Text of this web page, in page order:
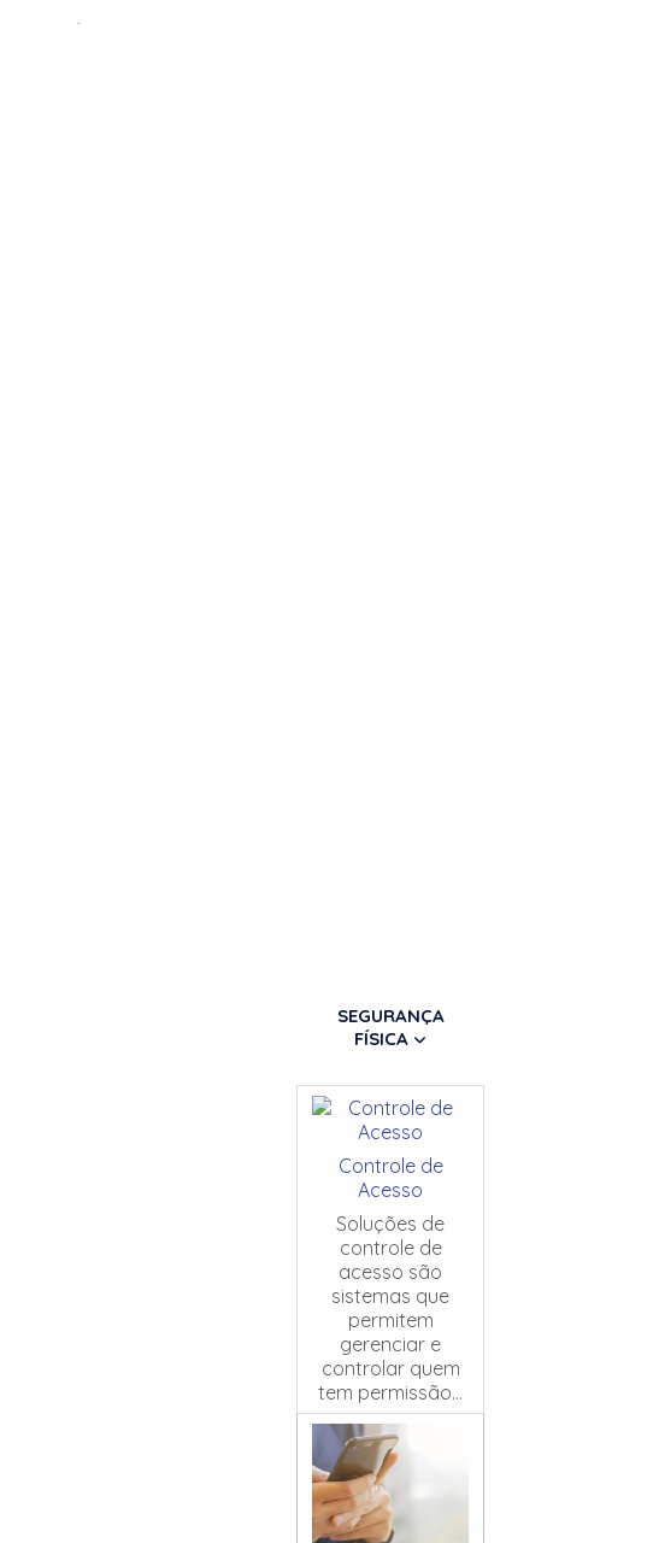
SEGURANÇA
FÍSICA
Controle de
Acesso
Soluções de
controle de
acesso são
sistemas que
permitem
gerenciar e
controlar quem
tem permissão...